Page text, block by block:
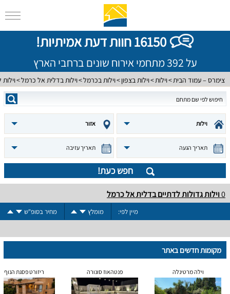
16150 חוות דעת אמיתיות!
על 392 מתחמי אירוח שונים ברחבי הארץ
צימרס – עמוד הבית וילות וילות בצפון וילות בכרמל וילות בדלית אל כרמל
וילות אזור
תאריך הגעה תאריך עזיבה
חפש כעת!
0וילות גדולות לדתיים בדלית אל כרמל
מיין לפי: מומלץ מחיר בסופ"ש
מקומות חדשים באתר
וילה מרטינלה פנטהאוז סונורה ריזורט פסגת הנוף